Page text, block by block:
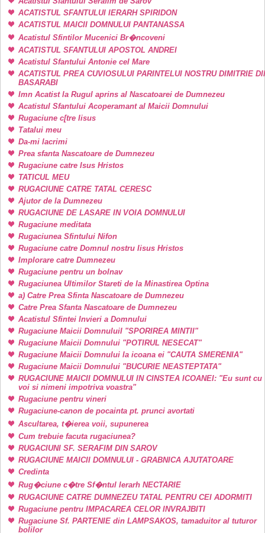
ACATISTUL SFANTULUI IERARH SPIRIDON
ACATISTUL MAICII DOMNULUI PANTANASSA
Acatistul Sfintilor Mucenici Br�ncoveni
ACATISTUL SFANTULUI APOSTOL ANDREI
Acatistul Sfantului Antonie cel Mare
ACATISTUL PREA CUVIOSULUI PARINTELUI NOSTRU DIMITRIE
BASARABI
Imn Acatist la Rugul aprins al Nascatoarei de Dumnezeu
Acatistul Sfantului Acoperamant al Maicii Domnului
Rugaciune c[tre Iisus
Tatalui meu
Da-mi lacrimi
Prea sfanta Nascatoare de Dumnezeu
Rugaciune catre Isus Hristos
TATICUL MEU
RUGACIUNE CATRE TATAL CERESC
Ajutor de la Dumnezeu
RUGACIUNE DE LASARE IN VOIA DOMNULUI
Rugaciune meditata
Rugaciunea Sfintului Nifon
Rugaciune catre Domnul nostru Iisus Hristos
Implorare catre Dumnezeu
Rugaciune pentru un bolnav
Rugaciunea Ultimilor Stareti de la Minastirea Optina
a) Catre Prea Sfinta Nascatoare de Dumnezeu
Catre Prea Sfanta Nascatoare de Dumnezeu
Acatistul Sfintei Invieri a Domnului
Rugaciune Maicii DomnuluiI "SPORIREA MINTII"
Rugaciune Maicii Domnului "POTIRUL NESECAT"
Rugaciune Maicii Domnului la icoana ei "CAUTA SMERENIA"
Rugaciune Maicii Domnului "BUCURIE NEASTEPTATA"
RUGACIUNE MAICII DOMNULUI IN CINSTEA ICOANEI: "Eu sunt cu
voi si nimeni impotriva voastra"
Rugaciune pentru vineri
Rugaciune-canon de pocainta pt. prunci avortati
Ascultarea, t�ierea voii, supunerea
Cum trebuie facuta rugaciunea?
RUGACIUNI SF. SERAFIM DIN SAROV
RUGACIUNE MAICII DOMNULUI - GRABNICA AJUTATOARE
Credinta
Rug�ciune c�tre Sf�ntul Ierarh NECTARIE
RUGACIUNE CATRE DUMNEZEU TATAL PENTRU CEI ADORMITI
Rugaciune pentru IMPACAREA CELOR INVRAJBITI
Rugaciune Sf. PARTENIE din LAMPSAKOS, tamaduitor al tuturor
bolilor